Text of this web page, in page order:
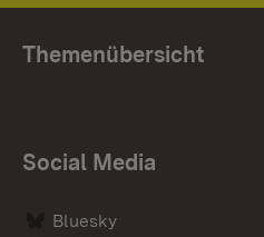
Themenübersicht
Social Media
Bluesky